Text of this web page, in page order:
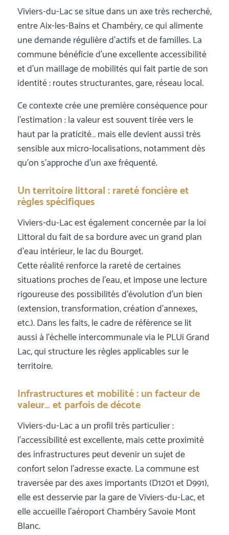
Viviers-du-Lac se situe dans un axe très recherché,
entre Aix-les-Bains et Chambéry, ce qui alimente
une demande régulière d’actifs et de familles. La
commune bénéficie d’une excellente accessibilité
et d’un maillage de mobilités qui fait partie de son
identité : routes structurantes, gare, réseau local.
Ce contexte crée une première conséquence pour
l’estimation : la valeur est souvent tirée vers le
haut par la praticité… mais elle devient aussi très
sensible aux micro-localisations, notamment dès
qu’on s’approche d’un axe fréquenté.
Un territoire littoral : rareté foncière et
règles spécifiques
Viviers-du-Lac est également concernée par la loi
Littoral du fait de sa bordure avec un grand plan
d’eau intérieur, le lac du Bourget.
Cette réalité renforce la rareté de certaines
situations proches de l’eau, et impose une lecture
rigoureuse des possibilités d’évolution d’un bien
(extension, transformation, création d’annexes,
etc.). Dans les faits, le cadre de référence se lit
aussi à l’échelle intercommunale via le PLUi Grand
Lac, qui structure les règles applicables sur le
territoire.
Infrastructures et mobilité : un facteur de
valeur… et parfois de décote
Viviers-du-Lac a un profil très particulier :
l’accessibilité est excellente, mais cette proximité
des infrastructures peut devenir un sujet de
confort selon l’adresse exacte. La commune est
traversée par des axes importants (D1201 et D991),
elle est desservie par la gare de Viviers-du-Lac, et
elle accueille l’aéroport Chambéry Savoie Mont
Blanc.